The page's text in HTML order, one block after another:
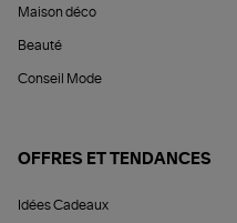
Maison déco
Beauté
Conseil Mode
OFFRES ET TENDANCES
Idées Cadeaux